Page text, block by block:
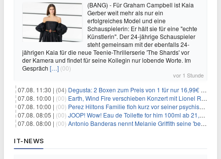
(BANG) - Für Graham Campbell ist Kaia
Gerber weit mehr als nur ein
erfolgreiches Model und eine
Schauspielerin: Er hält sie für eine "echte
Künstlerin". Der 24-jährige Schauspieler
steht gemeinsam mit der ebenfalls 24-
jährigen Kaia für die neue Teenie-Thrillerserie 'The Shards' vor
der Kamera und findet für seine Kollegin nur lobende Worte. Im
Gespräch […] (00)
vor 1 Stunde
07.08. 11:30 | (04) Degusta: 2 Boxen zum Preis von 1 für nur 16,99€ inkl. Versand
07.08. 10:00 | (00) Earth, Wind Fire verschieben Konzert mit Lionel Richie nach medizinischem Notfall
07.08. 10:00 | (00) Perez Hiltons Familie floh kurz vor seiner psychischen Krise aus dem Haus
07.08. 08:05 | (00) JOOP! Wow! Eau de Toilette for him 100ml ab 21,84€ im Sparabo
07.08. 08:00 | (00) Antonio Banderas nennt Melanie Griffith seine 'beste Freundin'
IT-NEWS